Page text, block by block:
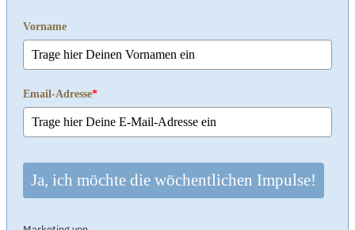
Vorname
Email-Adresse*
Ja, ich möchte die wöchentlichen Impulse!